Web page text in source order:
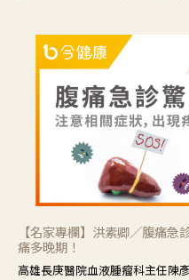
【名家專欄】洪素卿／腹痛
痛多晚期！
高雄長庚醫院血液腫瘤科主任陳